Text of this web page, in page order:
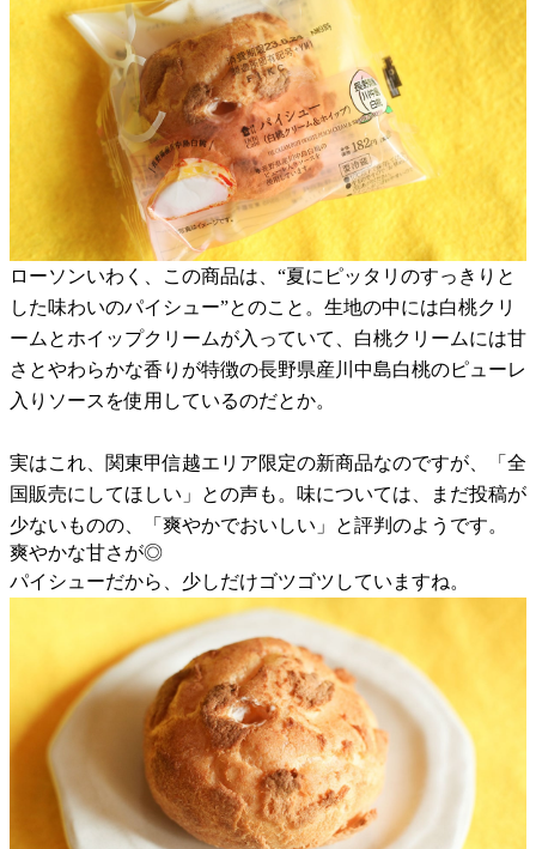
ローソンいわく、この商品は、“夏にピッタリのすっきりと
した味わいのパイシュー”とのこと。生地の中には白桃クリ
ームとホイップクリームが入っていて、白桃クリームには甘
さとやわらかな香りが特徴の長野県産川中島白桃のピューレ
入りソースを使用しているのだとか。
実はこれ、関東甲信越エリア限定の新商品なのですが、「全
国販売にしてほしい」との声も。味については、まだ投稿が
少ないものの、「爽やかでおいしい」と評判のようです。
爽やかな甘さが◎
パイシューだから、少しだけゴツゴツしていますね。